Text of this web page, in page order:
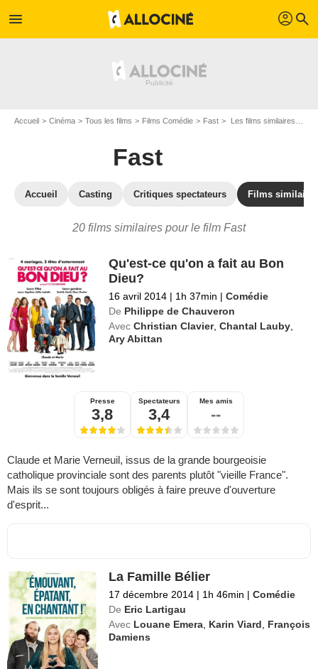
menu profil search
Accueil Cinéma Tous les films Films Comédie Fast Les films similaires à "Fast"
Fast
Accueil Casting Critiques spectateurs Films similaires
20 films similaires pour le film Fast
Qu'est-ce qu'on a fait au Bon
Dieu?
16 avril 2014 | 1h 37min | Comédie
De Philippe de Chauveron
Avec Christian Clavier,Chantal Lauby
Ary Abittan
Presse
3,8
Spectateurs
3,4
Mes amis
--
Claude et Marie Verneuil, issus de la grande bourgeoisie
catholique provinciale sont des parents plutôt "vieille France".
Mais ils se sont toujours obligés à faire preuve d'ouverture
d'esprit...
La Famille Bélier
17 décembre 2014 | 1h 46min | Comédie
De Eric Lartigau
Avec Louane Emera Karin Viard
François
Damiens